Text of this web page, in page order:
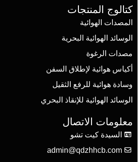
كتالوج المنتجات
المصدات الهوائية
الوسائد الهوائية البحرية
مصدات الرغوة
أكياس هوائية لإطلاق السفن
وسادة هوائية للرفع الثقيل
الوسائد الهوائية للإنقاذ البحري
معلومات الاتصال
السيدة كيت تشو
admin@qdzhhcb.com